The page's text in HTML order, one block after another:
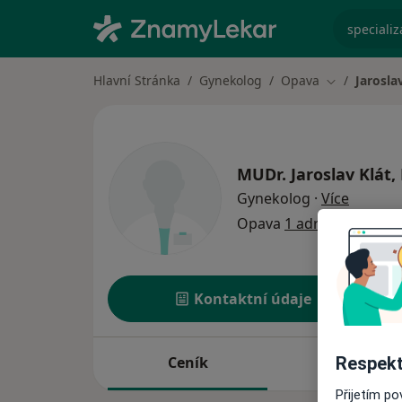
Hlavní Stránka Gynekolog Opava Změna
MUDr. Jaroslav Klát,
Gynekolog · Víceo
Opava 1 adresa
Kontaktní údaje
Ceník Adresy
Přijetím